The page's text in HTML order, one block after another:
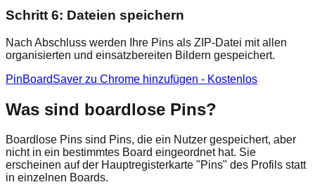
Schritt 6: Dateien speichern
Nach Abschluss werden Ihre Pins als ZIP-Datei mit allen
organisierten und einsatzbereiten Bildern gespeichert.
PinBoardSaver zu Chrome hinzufügen - Kostenlos
Was sind boardlose Pins?
Boardlose Pins sind Pins, die ein Nutzer gespeichert, aber
nicht in ein bestimmtes Board eingeordnet hat. Sie
erscheinen auf der Hauptregisterkarte "Pins" des Profils statt
in einzelnen Boards.